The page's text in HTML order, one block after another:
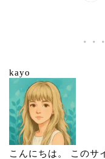
kayo
こんにちは。 このサ